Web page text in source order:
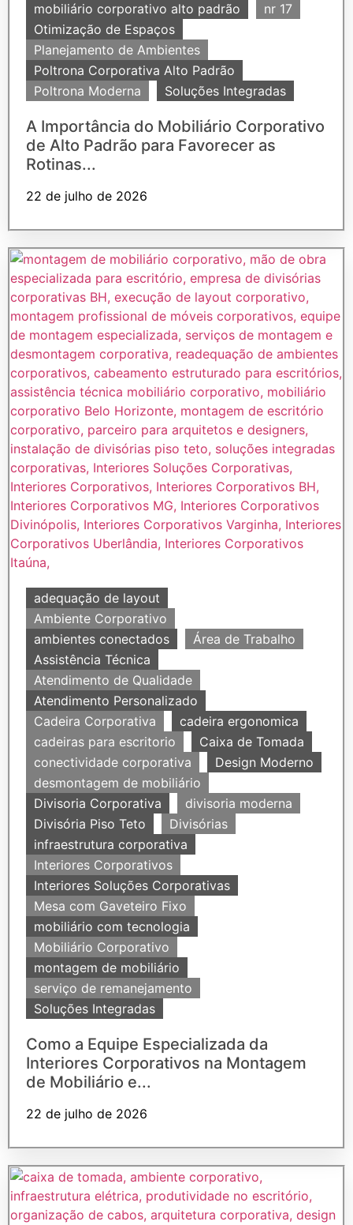
mobiliário corporativo alto padrão
nr 17
Otimização de Espaços
Planejamento de Ambientes
Poltrona Corporativa Alto Padrão
Poltrona Moderna
Soluções Integradas
A Importância do Mobiliário Corporativo
de Alto Padrão para Favorecer as
Rotinas...
22 de julho de 2026
adequação de layout
Ambiente Corporativo
ambientes conectados
Área de Trabalho
Assistência Técnica
Atendimento de Qualidade
Atendimento Personalizado
Cadeira Corporativa
cadeira ergonomica
cadeiras para escritorio
Caixa de Tomada
conectividade corporativa
Design Moderno
desmontagem de mobiliário
Divisoria Corporativa
divisoria moderna
Divisória Piso Teto
Divisórias
infraestrutura corporativa
Interiores Corporativos
Interiores Soluções Corporativas
Mesa com Gaveteiro Fixo
mobiliário com tecnologia
Mobiliário Corporativo
montagem de mobiliário
serviço de remanejamento
Soluções Integradas
Como a Equipe Especializada da
Interiores Corporativos na Montagem
de Mobiliário e...
22 de julho de 2026